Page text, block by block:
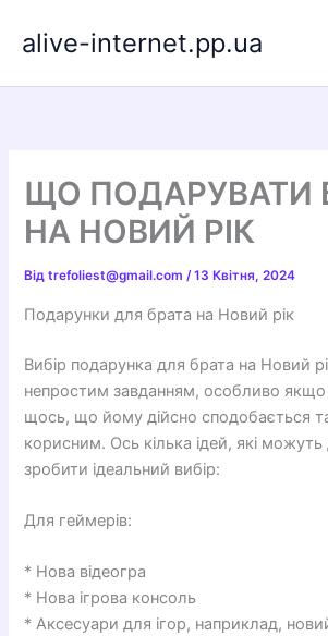
alive-internet.pp.ua
ЩО ПОДАРУВАТИ
НА НОВИЙ РІК
Відtrefoliest@gmail.com/13 Квітня, 2024
Подарунки для брата на Новий рік
Вибір подарунка для брата на Новий
непростим завданням, особливо якщо
щось, що йому дійсно сподобається
корисним. Ось кілька ідей, які
зробити ідеальний вибір:
Для геймерів:
* Нова відеогра
* Нова ігрова консоль
* Аксесуари для ігор, наприклад,